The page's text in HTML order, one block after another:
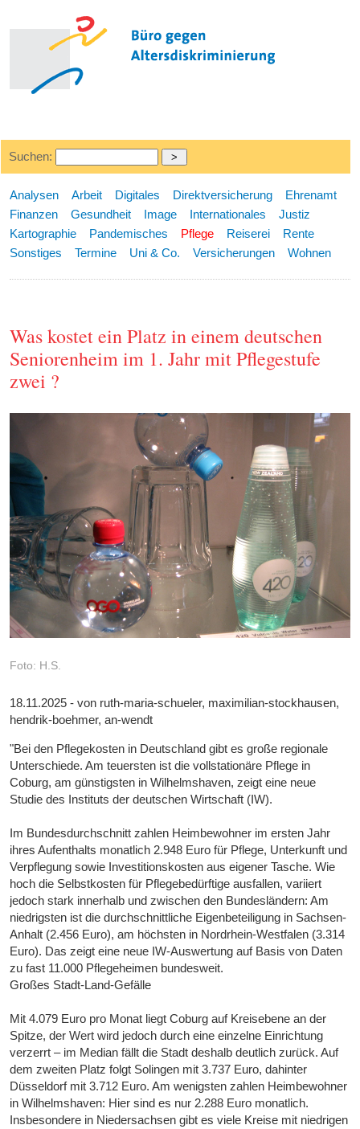
Suchen:
Analysen Arbeit Digitales Direktversicherung
Ehrenamt
Finanzen
Gesundheit Image Internationales
Justiz
Kartographie
Pandemisches Pflege Reiserei
Rente
Sonstiges
Termine Uni & Co. Versicherungen Wohnen
Was kostet ein Platz in einem deutschen
Seniorenheim im 1. Jahr mit Pflegestufe
zwei ?
Foto: H.S.
18.11.2025 - von ruth-maria-schueler, maximilian-stockhausen,
hendrik-boehmer, an-wendt
"Bei den Pflegekosten in Deutschland gibt es große regionale
Unterschiede. Am teuersten ist die vollstationäre Pflege in
Coburg, am günstigsten in Wilhelmshaven, zeigt eine neue
Studie des Instituts der deutschen Wirtschaft (IW).
Im Bundesdurchschnitt zahlen Heimbewohner im ersten Jahr
ihres Aufenthalts monatlich 2.948 Euro für Pflege, Unterkunft und
Verpflegung sowie Investitionskosten aus eigener Tasche. Wie
hoch die Selbstkosten für Pflegebedürftige ausfallen, variiert
jedoch stark innerhalb und zwischen den Bundesländern: Am
niedrigsten ist die durchschnittliche Eigenbeteiligung in Sachsen-
Anhalt (2.456 Euro), am höchsten in Nordrhein-Westfalen (3.314
Euro). Das zeigt eine neue IW-Auswertung auf Basis von Daten
zu fast 11.000 Pflegeheimen bundesweit.
Großes Stadt-Land-Gefälle
Mit 4.079 Euro pro Monat liegt Coburg auf Kreisebene an der
Spitze, der Wert wird jedoch durch eine einzelne Einrichtung
verzerrt – im Median fällt die Stadt deshalb deutlich zurück. Auf
dem zweiten Platz folgt Solingen mit 3.737 Euro, dahinter
Düsseldorf mit 3.712 Euro. Am wenigsten zahlen Heimbewohner
in Wilhelmshaven: Hier sind es nur 2.288 Euro monatlich.
Insbesondere in Niedersachsen gibt es viele Kreise mit niedrigen